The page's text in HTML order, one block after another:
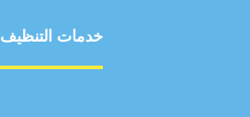
خدمات التنظيف